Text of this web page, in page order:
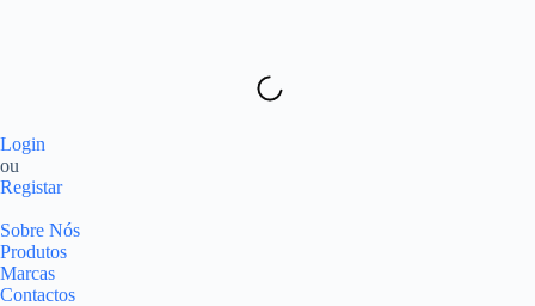
Login
ou
Registar
Sobre Nós
Produtos
Marcas
Contactos